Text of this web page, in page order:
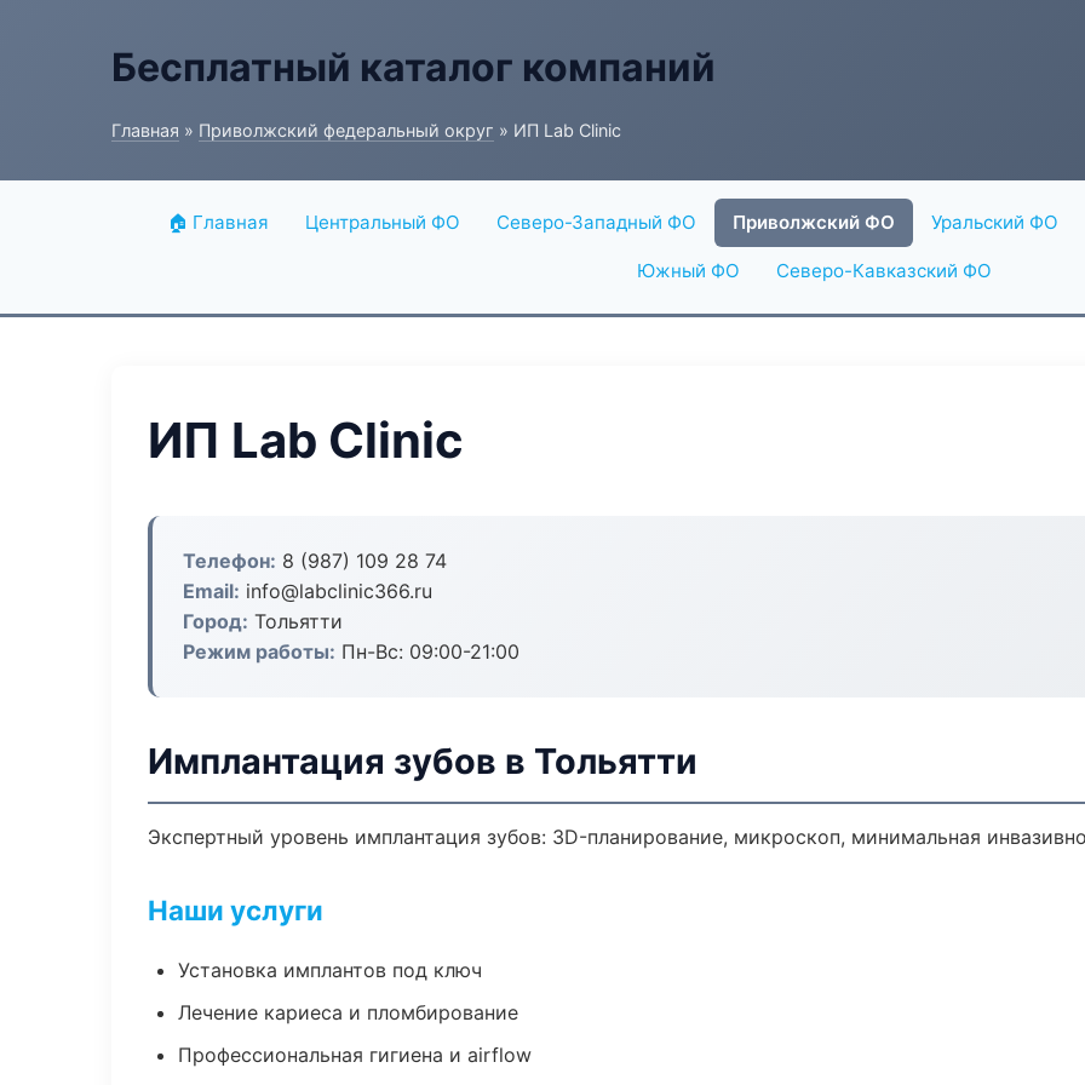
Бесплатный каталог компаний
Главная » Приволжский федеральный округ » ИП Lab Clinic
🏠 Главная Центральный ФО Северо-Западный ФО Приволжский ФО Уральский ФО
Южный ФО Северо-Кавказский ФО
ИП Lab Clinic
Телефон: 8 (987) 109 28 74
Email: info@labclinic366.ru
Город: Тольятти
Режим работы: Пн-Вс: 09:00-21:00
Имплантация зубов в Тольятти
Экспертный уровень имплантация зубов: 3D-планирование, микроскоп, минимальная
Наши услуги
Установка имплантов под ключ
Лечение кариеса и пломбирование
Профессиональная гигиена и airflow